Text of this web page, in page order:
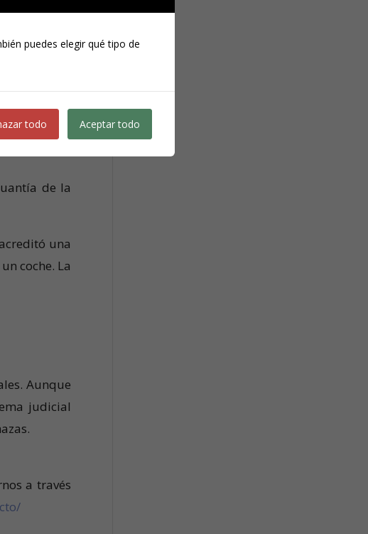
como
diciendo
terceros.
de la
una
coche. La
Aunque
judicial
a través
puedes elegir qué tipo de
todo Aceptar todo